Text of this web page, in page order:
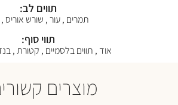
תווים לב:
תמרים , עור , שורש אוריס ,
תווי סוף:
אוד , תווים בלסמיים , קטורת ,
מוצרים